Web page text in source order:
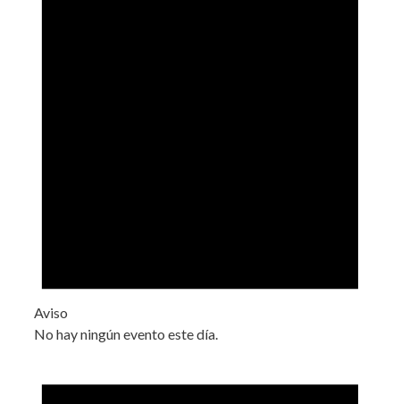
Aviso
No hay ningún evento este día.